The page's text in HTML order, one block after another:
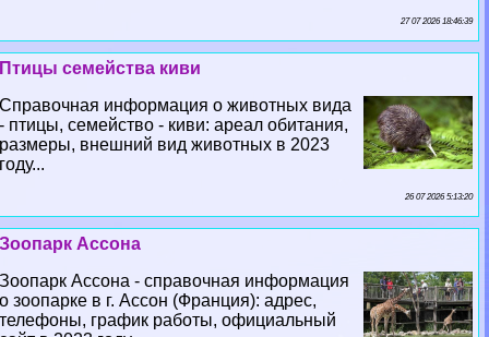
27 07 2026 18:46:39
Птицы семейства киви
Справочная информация о животных вида
- птицы, семейство - киви: ареал обитания,
размеры, внешний вид животных в 2023
году...
26 07 2026 5:13:20
Зоопарк Ассона
Зоопарк Ассона - справочная информация
о зоопарке в г. Ассон (Франция): адрес,
телефоны, график работы, официальный